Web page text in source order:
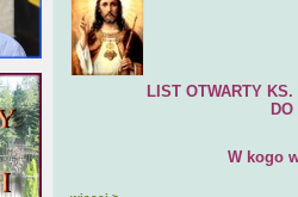
LIST OTWARTY KS. DR
DO
W kogo